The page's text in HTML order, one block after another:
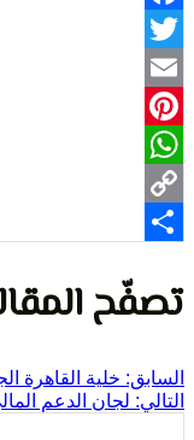
المقالات
خلية القاهرة الجديدة
الدعم المالي